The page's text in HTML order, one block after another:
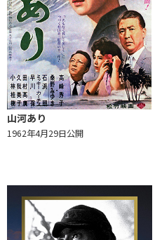
山河あり
1962年4月29日公開